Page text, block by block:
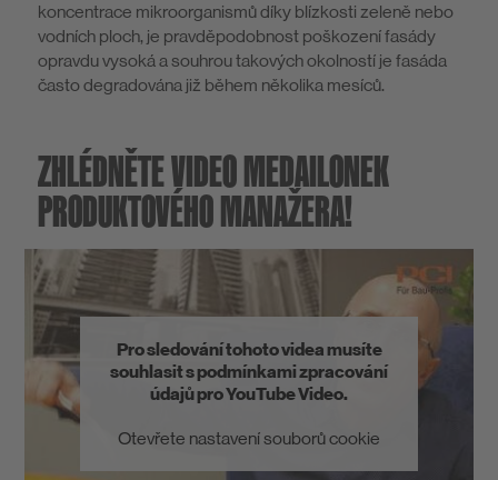
koncentrace mikroorganismů díky blízkosti zeleně nebo
vodních ploch, je pravděpodobnost poškození fasády
opravdu vysoká a souhrou takových okolností je fasáda
často degradována již během několika mesíců.
Pro sledování tohoto videa musíte
souhlasit s podmínkami zpracování
údajů pro YouTube Video.
Otevřete nastavení souborů cookie
ZHLÉDNĚTE VIDEO MEDAILONEK
PRODUKTOVÉHO MANAŽERA!